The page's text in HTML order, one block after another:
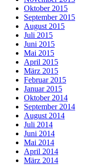
Oktober 2015
September 2015
August 2015
Juli 2015
Juni 2015
Mai 2015
April 2015
März 2015
Februar 2015
Januar 2015
Oktober 2014
September 2014
August 2014
Juli 2014
Juni 2014
Mai 2014
April 2014
März 2014